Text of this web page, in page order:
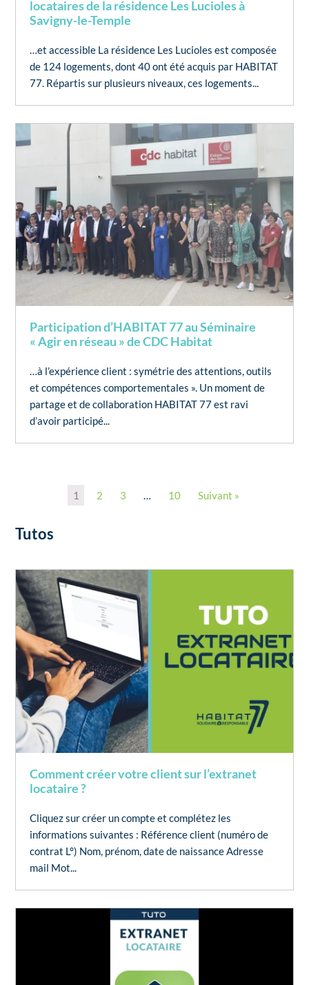
locataires de la résidence Les Lucioles à
Savigny-le-Temple
…et accessible La résidence Les Lucioles est composée
de 124 logements, dont 40 ont été acquis par HABITAT
77. Répartis sur plusieurs niveaux, ces logements...
Participation d’HABITAT 77 au Séminaire
« Agir en réseau » de CDC Habitat
…à l’expérience client : symétrie des attentions, outils
et compétences comportementales ». Un moment de
partage et de collaboration HABITAT 77 est ravi
d’avoir participé...
1 2 3 … 10 Suivant »
Tutos
Comment créer votre client sur l’extranet
locataire ?
Cliquez sur créer un compte et complétez les
informations suivantes : Référence client (numéro de
contrat L°) Nom, prénom, date de naissance Adresse
mail Mot...